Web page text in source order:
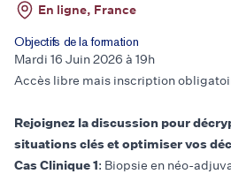
En ligne, France
Objectifs de la formation
Mardi 16 Juin 2026 à 19h
Accès libre mais inscription
Rejoignez la discussion pour
situations clés et optimiser vos
Cas Clinique 1: Biopsie en néo-